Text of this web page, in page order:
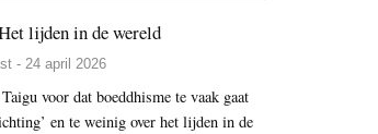
lijden in de wereld
- 24 april 2026
voor dat boeddhisme te vaak gaat
en te weinig over het lijden in de